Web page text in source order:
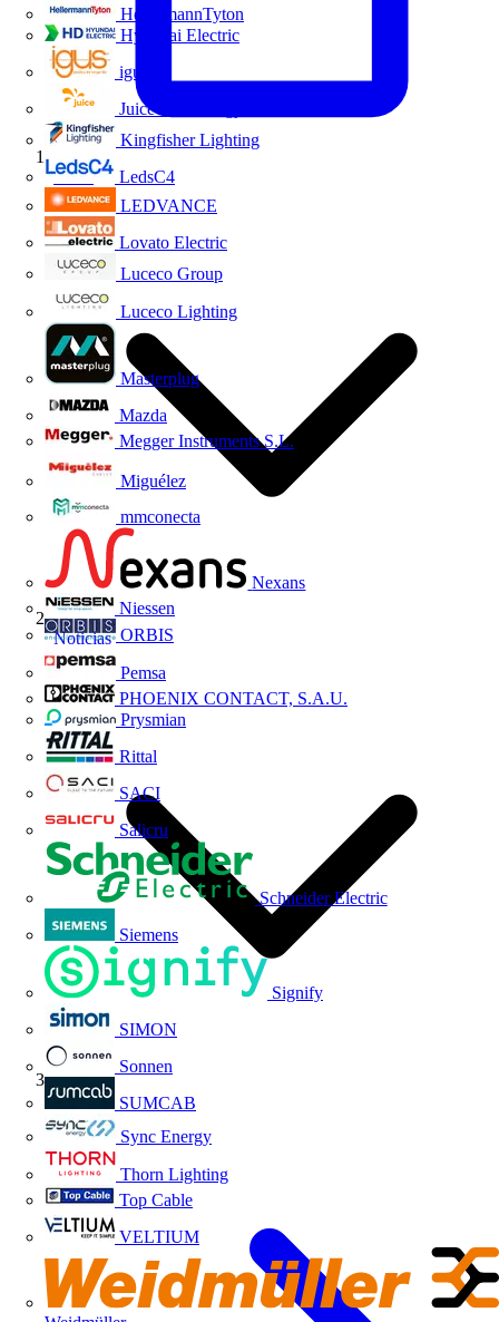
HellermannTyton
Hyundai Electric
igus
Juice Technology
Kingfisher Lighting
LedsC4
LEDVANCE
Lovato Electric
Luceco Group
Luceco Lighting
Masterplug
Mazda
Megger Instruments S.L.
Miguélez
mmconecta
Nexans
Niessen
ORBIS
Pemsa
PHOENIX CONTACT, S.A.U.
Prysmian
Rittal
SACI
Salicru
Schneider Electric
Siemens
Signify
SIMON
Sonnen
SUMCAB
Sync Energy
Thorn Lighting
Top Cable
VELTIUM
Inicio
Noticias
Índice